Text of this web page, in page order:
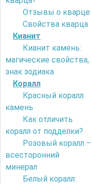
Отзывы о кварце
Свойства кварца
Кианит
Кианит камень:
магические свойства,
знак зодиака
Коралл
Красный коралл
камень
Как отличить
коралл от подделки?
Розовый коралл –
всесторонний
минерал
Белый коралл: